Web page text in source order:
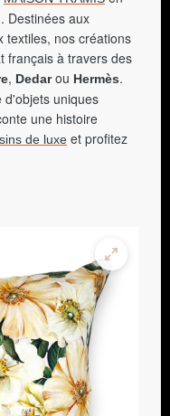
Destinées aux
textiles, nos créations
français à travers des
, Dedarou Hermès.
d'objets uniques
une histoire
de luxe et profitez